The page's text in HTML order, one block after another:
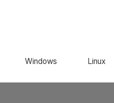
Windows Linux